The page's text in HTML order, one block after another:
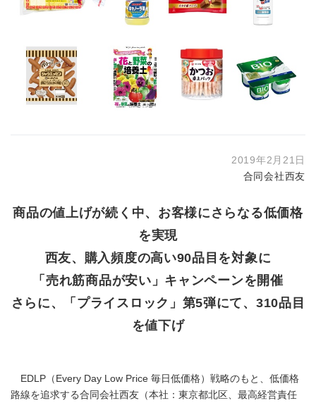
2019年2月21日
合同会社西友
商品の値上げが続く中、お客様にさらなる低価格
を実現
西友、購入頻度の高い90品目を対象に
「売れ筋商品が安い」キャンペーンを開催
さらに、「プライスロック」第5弾にて、310品目
を値下げ
EDLP（Every Day Low Price 毎日低価格）戦略のもと、低価格
路線を追求する合同会社西友（本社：東京都北区、最高経営責任